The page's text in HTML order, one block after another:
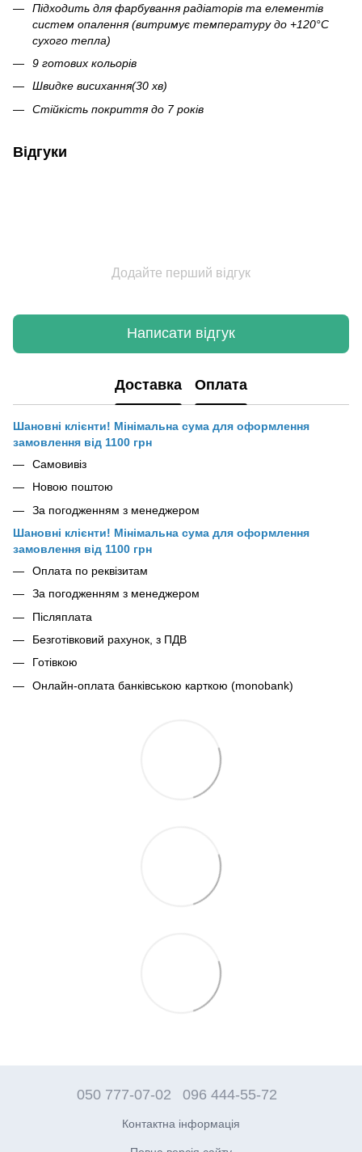
Підходить для фарбування радіаторів та елементів
систем опалення (витримує температуру до +120°С
сухого тепла)
9 готових кольорів
Швидке висихання(30 хв)
Стійкість покриття до 7 років
Відгуки
Додайте перший відгук
Написати відгук
Доставка Оплата
Шановні клієнти! Мінімальна сума для оформлення
замовлення від 1100 грн
Самовивіз
Новою поштою
За погодженням з менеджером
Шановні клієнти! Мінімальна сума для оформлення
замовлення від 1100 грн
Оплата по реквізитам
За погодженням з менеджером
Післяплата
Безготівковий рахунок, з ПДВ
Готівкою
Онлайн-оплата банківською карткою (monobank)
050 777-07-02 096 444-55-72
Контактна інформація